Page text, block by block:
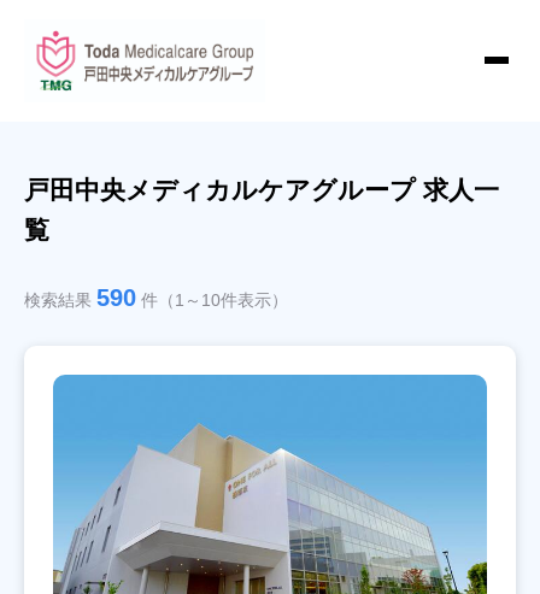
戸田中央メディカルケアグループ 求人一
覧
検索結果 590 件（1～10件表示）